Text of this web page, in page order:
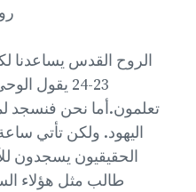
23-24 يقول
تعلمون.أما نحن فنسجد
اليهود. ولكن تأتي
الحقيقيون يسجدون
طالب مثل هؤلاء